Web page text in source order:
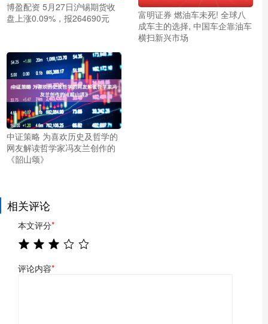
博盈配资 5月27日沪锡期货收
盘上涨0.09%，报264690元
富明证券 燃油车未死! 全球八
成车主的选择, 中国车企靠油车
横扫新兴市场
中证策略 为喜欢历史及哲学的
网友解读哲学家冯友兰创作的
《韶山颂》
相关评论
本文评分*
评论内容*